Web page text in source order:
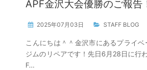
APF金沢大会優勝のご報告
2025年07月03日 STAFF BLOG
こんにちは＾＾金沢市にあるプライ
ジムのリペアです！先日6月28日に行
F…